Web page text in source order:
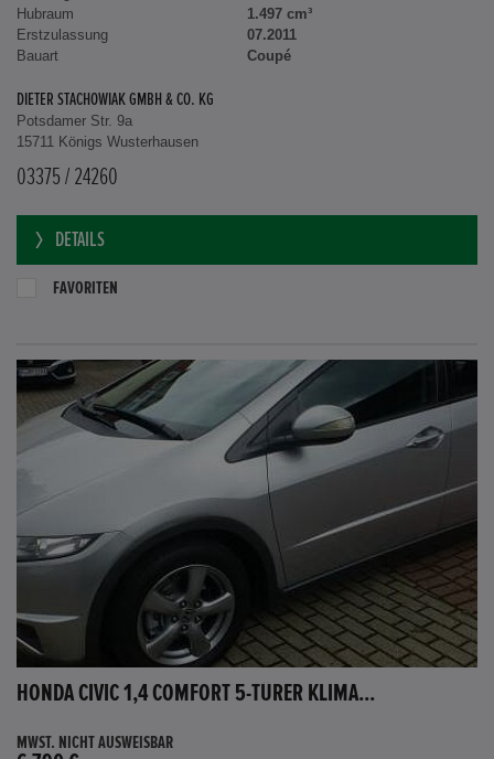
Hubraum
1.497 cm³
Erstzulassung
07.2011
Bauart
Coupé
DIETER STACHOWIAK GMBH & CO. KG
Potsdamer Str. 9a
15711 Königs Wusterhausen
03375 / 24260
DETAILS
FAVORITEN
HONDA CIVIC 1,4 COMFORT 5-TÜRER KLIMA...
MWST. NICHT AUSWEISBAR